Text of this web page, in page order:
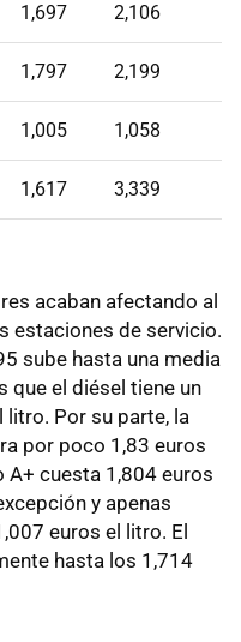
1,697 2,106
1,797 2,199
1,005 1,058
1,617 3,339
acaban afectando al
estaciones de servicio.
sube hasta una media
que el diésel tiene un
Por su parte, la
por poco 1,83 euros
A+ cuesta 1,804 euros
y apenas
euros el litro. El
hasta los 1,714